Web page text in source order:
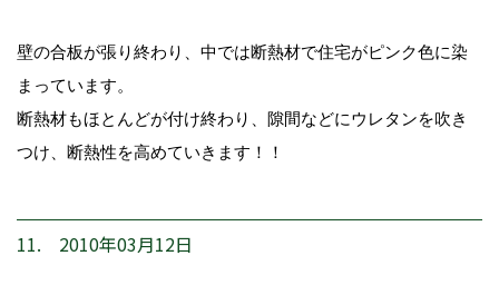
壁の合板が張り終わり、中では断熱材で住宅がピンク色に染
まっています。
断熱材もほとんどが付け終わり、隙間などにウレタンを吹き
つけ、断熱性を高めていきます！！
11. 2010年03月12日